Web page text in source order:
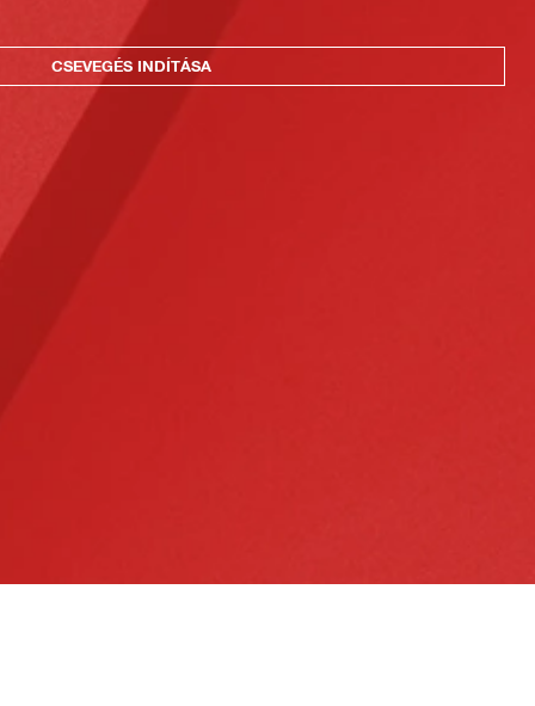
CSEVEGÉS INDÍTÁSA